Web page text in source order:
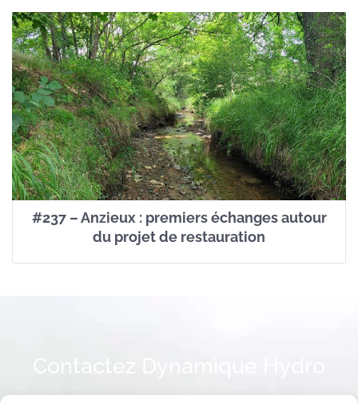
#237 – Anzieux : premiers échanges autour
du projet de restauration
Contactez Dynamique Hydro